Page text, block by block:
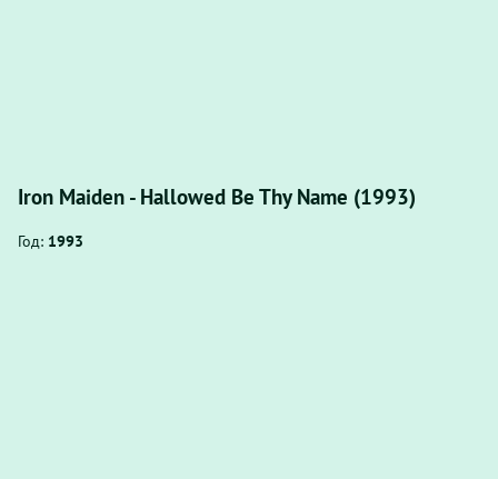
Iron Maiden - Hallowed Be Thy Name (1993)
Год: 1993